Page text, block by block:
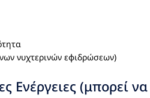
νυχτερινών εφιδρώσεων)
Ενέργειες (μπορεί